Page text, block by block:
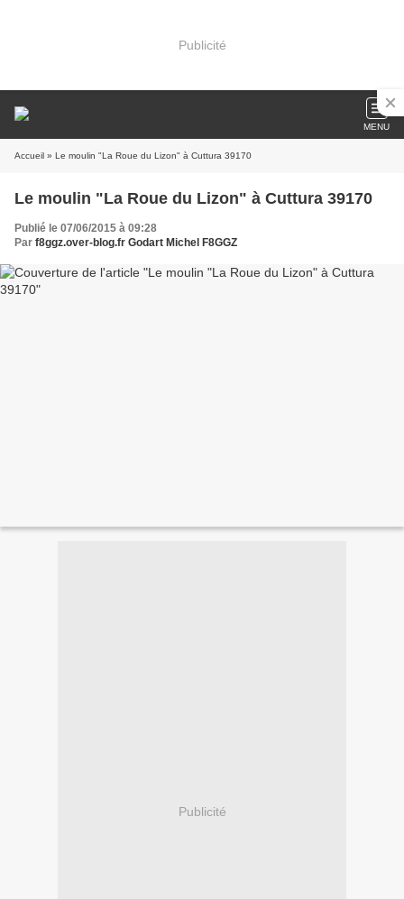
Publicité
MENU
Accueil » Le moulin "La Roue du Lizon" à Cuttura 39170
Le moulin "La Roue du Lizon" à Cuttura 39170
Publié le 07/06/2015 à 09:28
Par f8ggz.over-blog.fr Godart Michel F8GGZ
Publicité